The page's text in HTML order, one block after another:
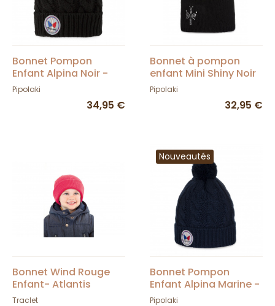
Bonnet Pompon
Enfant Alpina Noir -
Pipolaki
Pipolaki
34,95 €
Bonnet à pompon
enfant Mini Shiny Noir
- Pipolaki
Pipolaki
32,95 €
Bonnet Wind Rouge
Enfant- Atlantis
Traclet
Nouveautés
Bonnet Pompon
Enfant Alpina Marine -
Pipolaki
Pipolaki